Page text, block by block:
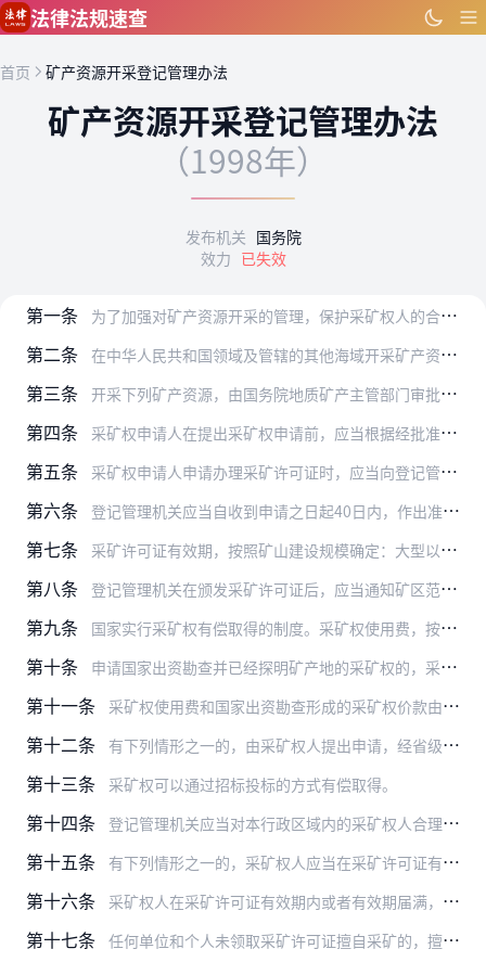
跳到主要内容
法律法规速查
首页 矿产资源开采登记管理办法
矿产资源开采登记管理办法
（1998年）
发布机关 国务院
效力 已失效
第一条 为了加强对矿产资源开采的管理，保护采矿权人的合法权益，维护矿产资源开采秩序，促进矿业发展，根据《中华人民共和国矿产资源法》，制定本办法。
第二条 在中华人民共和国领域及管辖的其他海域开采矿产资源，必须遵守本办法。
第三条 开采下列矿产资源，由国务院地质矿产主管部门审批登记，颁发采矿许可证：
第四条 采矿权申请人在提出采矿权申请前，应当根据经批准的地质勘查储量报告，向登记管理机关申请划定矿区范围。
第五条 采矿权申请人申请办理采矿许可证时，应当向登记管理机关提交下列资料：
第六条 登记管理机关应当自收到申请之日起40日内，作出准予登记或者不予登记的决定，并通知采矿权申请人。
第七条 采矿许可证有效期，按照矿山建设规模确定：大型以上的，采矿许可证有效期最长为30年；中型的，采矿许可证有效期最长为20年；小型的，采矿许可证有效期最长为10年。采…
第八条 登记管理机关在颁发采矿许可证后，应当通知矿区范围所在地的有关县级人民政府。有关县级人民政府应当自收到通知之日起90日内，对矿区范围予以公告，并可以根据采矿权人的…
第九条 国家实行采矿权有偿取得的制度。采矿权使用费，按照矿区范围的面积逐年缴纳，标准为每平方公里每年1000元。
第十条 申请国家出资勘查并已经探明矿产地的采矿权的，采矿权申请人除依照本办法第九条的规定缴纳采矿权使用费外，还应当缴纳经评估确认的国家出资勘查形成的采矿权价款；采矿权价…
第十一条 采矿权使用费和国家出资勘查形成的采矿权价款由登记管理机关收取，全部纳入国家预算管理。具体管理、使用办法，由国务院地质矿产主管部门会同国务院财政部门、计划主管部门…
第十二条 有下列情形之一的，由采矿权人提出申请，经省级以上人民政府登记管理机关按照国务院地质矿产主管部门会同国务院财政部门制定的采矿权使用费和采矿权价款的减免办法审查批准…
第十三条 采矿权可以通过招标投标的方式有偿取得。
第十四条 登记管理机关应当对本行政区域内的采矿权人合理开发利用矿产资源、保护环境及其他应当履行的法定义务等情况依法进行监督检查。采矿权人应当如实报告有关情况，并提交年度报…
第十五条 有下列情形之一的，采矿权人应当在采矿许可证有效期内，向登记管理机关申请变更登记：
第十六条 采矿权人在采矿许可证有效期内或者有效期届满，停办、关闭矿山的，应当自决定停办或者关闭矿山之日起30日内，向原发证机关申请办理采矿许可证注销登记手续。
第十七条 任何单位和个人未领取采矿许可证擅自采矿的，擅自进入国家规划矿区和对国民经济具有重要价值的矿区范围采矿的，擅自开采国家规定实行保护性开采的特定矿种的，超越批准的矿…